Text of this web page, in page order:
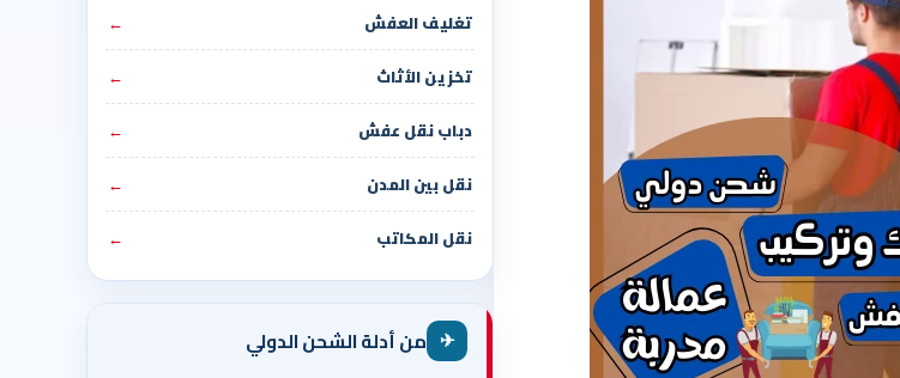
تغليف العفش
←
تخزين الأثاث
←
دباب نقل عفش
←
نقل بين المدن
←
نقل المكاتب
←
✈ من أدلة الشحن الدولي